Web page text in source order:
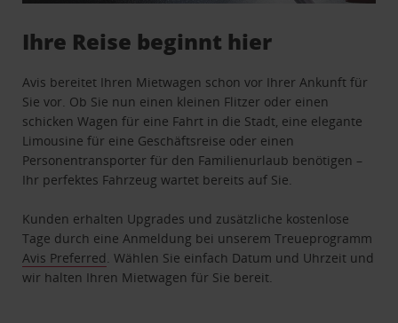
Ihre Reise beginnt hier
Avis bereitet Ihren Mietwagen schon vor Ihrer Ankunft für
Sie vor. Ob Sie nun einen kleinen Flitzer oder einen
schicken Wagen für eine Fahrt in die Stadt, eine elegante
Limousine für eine Geschäftsreise oder einen
Personentransporter für den Familienurlaub benötigen –
Ihr perfektes Fahrzeug wartet bereits auf Sie.
Kunden erhalten Upgrades und zusätzliche kostenlose
Tage durch eine Anmeldung bei unserem Treueprogramm
Avis Preferred . Wählen Sie einfach Datum und Uhrzeit und
wir halten Ihren Mietwagen für Sie bereit.